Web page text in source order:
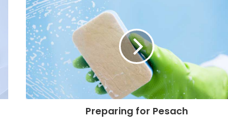
Seminário com o Rabino Zamir
Cohen (28 a 30 de Novembro de
2025)
Sucot: o tempo de nossa alegria
Editar Guia completo para educar
filhos
Preparing for Pesach